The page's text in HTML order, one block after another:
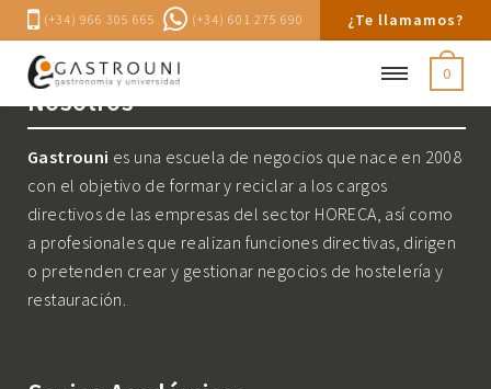
(+34) 966 305 665 (+34) 601 275 690 ¿Te llamamos?
0
Nosotros
Gastrouni es una escuela de negocios que nace en 2008
con el objetivo de formar y reciclar a los cargos
directivos de las empresas del sector HORECA, así como
a profesionales que realizan funciones directivas, dirigen
o pretenden crear y gestionar negocios de hostelería y
restauración.